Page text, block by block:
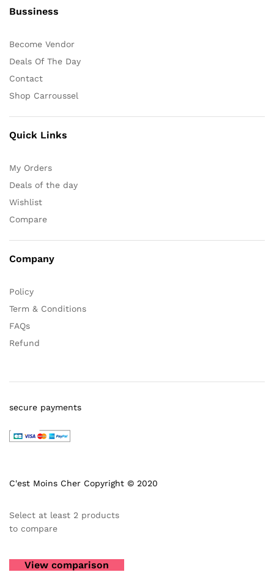
Bussiness
Become Vendor
Deals Of The Day
Contact
Shop Carroussel
Quick Links
My Orders
Deals of the day
Wishlist
Compare
Company
Policy
Term & Conditions
FAQs
Refund
C'est Moins Cher Copyright © 2020
secure payments
Select at least 2 products
to compare
View comparison